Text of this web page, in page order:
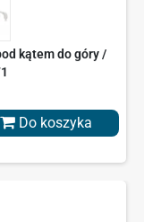
kątem do góry /
Do koszyka